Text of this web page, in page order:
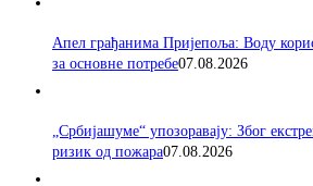
Апел грађанима Пријепоља: Воду
за основне потребе07.08.2026
„Србијашуме“ упозоравају: Због
ризик од пожара07.08.2026